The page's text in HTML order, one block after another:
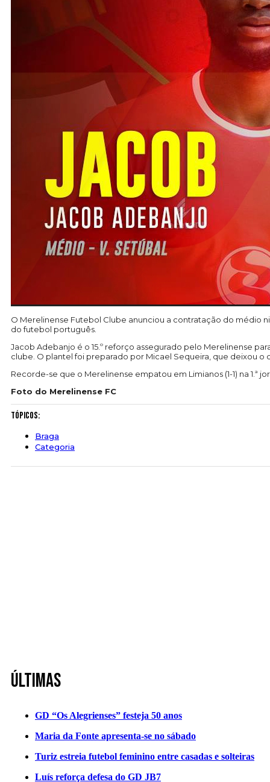
O Merelinense Futebol Clube anunciou a contratação do médio
do futebol português.
Jacob Adebanjo é o 15.º reforço assegurado pelo Merelinense
clube. O plantel foi preparado por Micael Sequeira, que deixou o
Recorde-se que o Merelinense empatou em Limianos (1-1) na
Foto do Merelinense FC
Tópicos:
Braga
Categoria
Últimas
GD “Os Alegrienses” festeja 50 anos
Maria da Fonte apresenta-se no sábado
Turiz estreia futebol feminino entre casadas e solteiras
Luís reforça defesa do GD JB7